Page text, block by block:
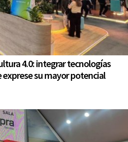
4.0: integrar tecnologías
exprese su mayor potencial